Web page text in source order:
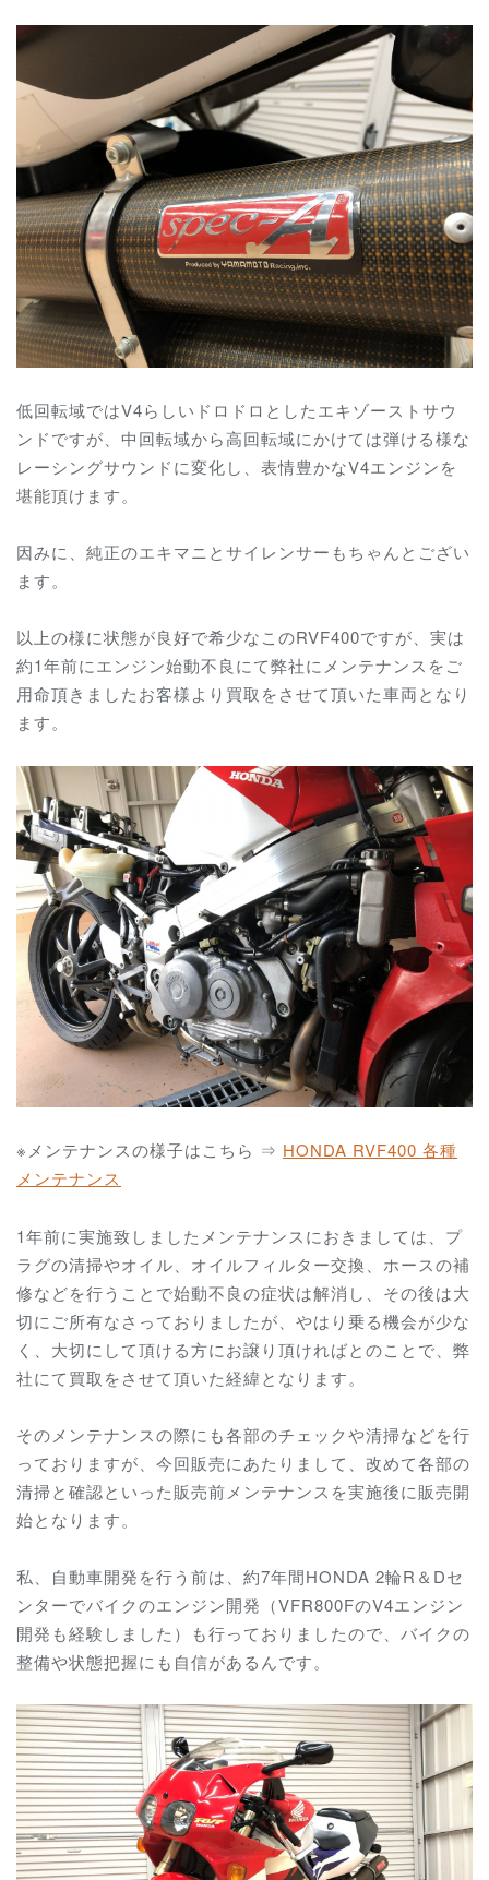
低回転域ではV4らしいドロドロとしたエキゾーストサウ
ンドですが、中回転域から高回転域にかけては弾ける様な
レーシングサウンドに変化し、表情豊かなV4エンジンを
堪能頂けます。
因みに、純正のエキマニとサイレンサーもちゃんとござい
ます。
以上の様に状態が良好で希少なこのRVF400ですが、実は
約1年前にエンジン始動不良にて弊社にメンテナンスをご
用命頂きましたお客様より買取をさせて頂いた車両となり
ます。
※メンテナンスの様子はこちら ⇒ HONDA RVF400 各種
メンテナンス
1年前に実施致しましたメンテナンスにおきましては、プ
ラグの清掃やオイル、オイルフィルター交換、ホースの補
修などを行うことで始動不良の症状は解消し、その後は大
切にご所有なさっておりましたが、やはり乗る機会が少な
く、大切にして頂ける方にお譲り頂ければとのことで、弊
社にて買取をさせて頂いた経緯となります。
そのメンテナンスの際にも各部のチェックや清掃などを行
っておりますが、今回販売にあたりまして、改めて各部の
清掃と確認といった販売前メンテナンスを実施後に販売開
始となります。
私、自動車開発を行う前は、約7年間HONDA 2輪R＆Dセ
ンターでバイクのエンジン開発（VFR800FのV4エンジン
開発も経験しました）も行っておりましたので、バイクの
整備や状態把握にも自信があるんです。